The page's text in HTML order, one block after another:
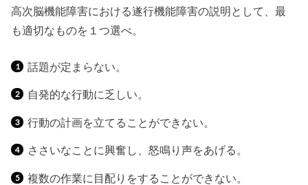
高次脳機能障害における遂行機能障害の説明として、最
も適切なものを１つ選べ。
話題が定まらない。
自発的な行動に乏しい。
行動の計画を立てることができない。
ささいなことに興奮し、怒鳴り声をあげる。
複数の作業に目配りをすることができない。